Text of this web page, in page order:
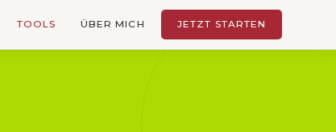
TOOLS ÜBER MICH JETZT STARTEN